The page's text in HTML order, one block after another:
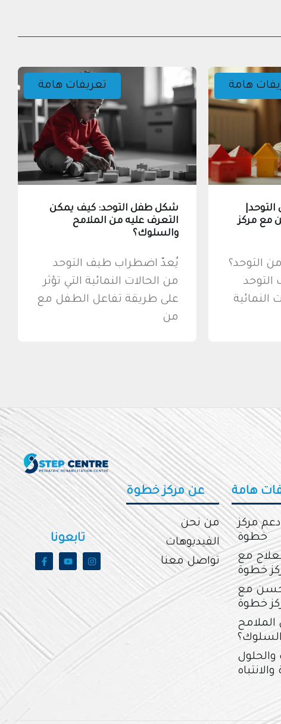
هامة
مع مركز
التوحد؟
النمائية
تعريفات هامة
شكل طفل التوحد: كيف يمكن
التعرف عليه من الملامح
والسلوك؟
يُعدّ اضطراب طيف التوحد
من الحالات النمائية التي تؤثر
على طريقة تفاعل الطفل مع
من
تابعونا
عن مركز خطوة
من نحن
الفيديوهات
تواصل معنا
هامة
مركز
خطوة
والعلاج مع
خطوة
مع
خطوة
والحلول